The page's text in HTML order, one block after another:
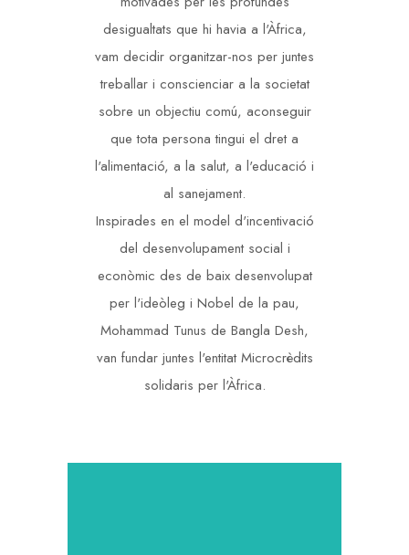
desigualtats que hi havia a l'Àfrica,
vam decidir organitzar-nos per juntes
treballar i conscienciar a la societat
sobre un objectiu comú, aconseguir
que tota persona tingui el dret a
l'alimentació, a la salut, a l'educació i
al sanejament.
Inspirades en el model d'incentivació
del desenvolupament social i
econòmic des de baix desenvolupat
per l'ideòleg i Nobel de la pau,
Mohammad Tunus de Bangla Desh,
van fundar juntes l'entitat Microcrèdits
solidaris per l'Àfrica.